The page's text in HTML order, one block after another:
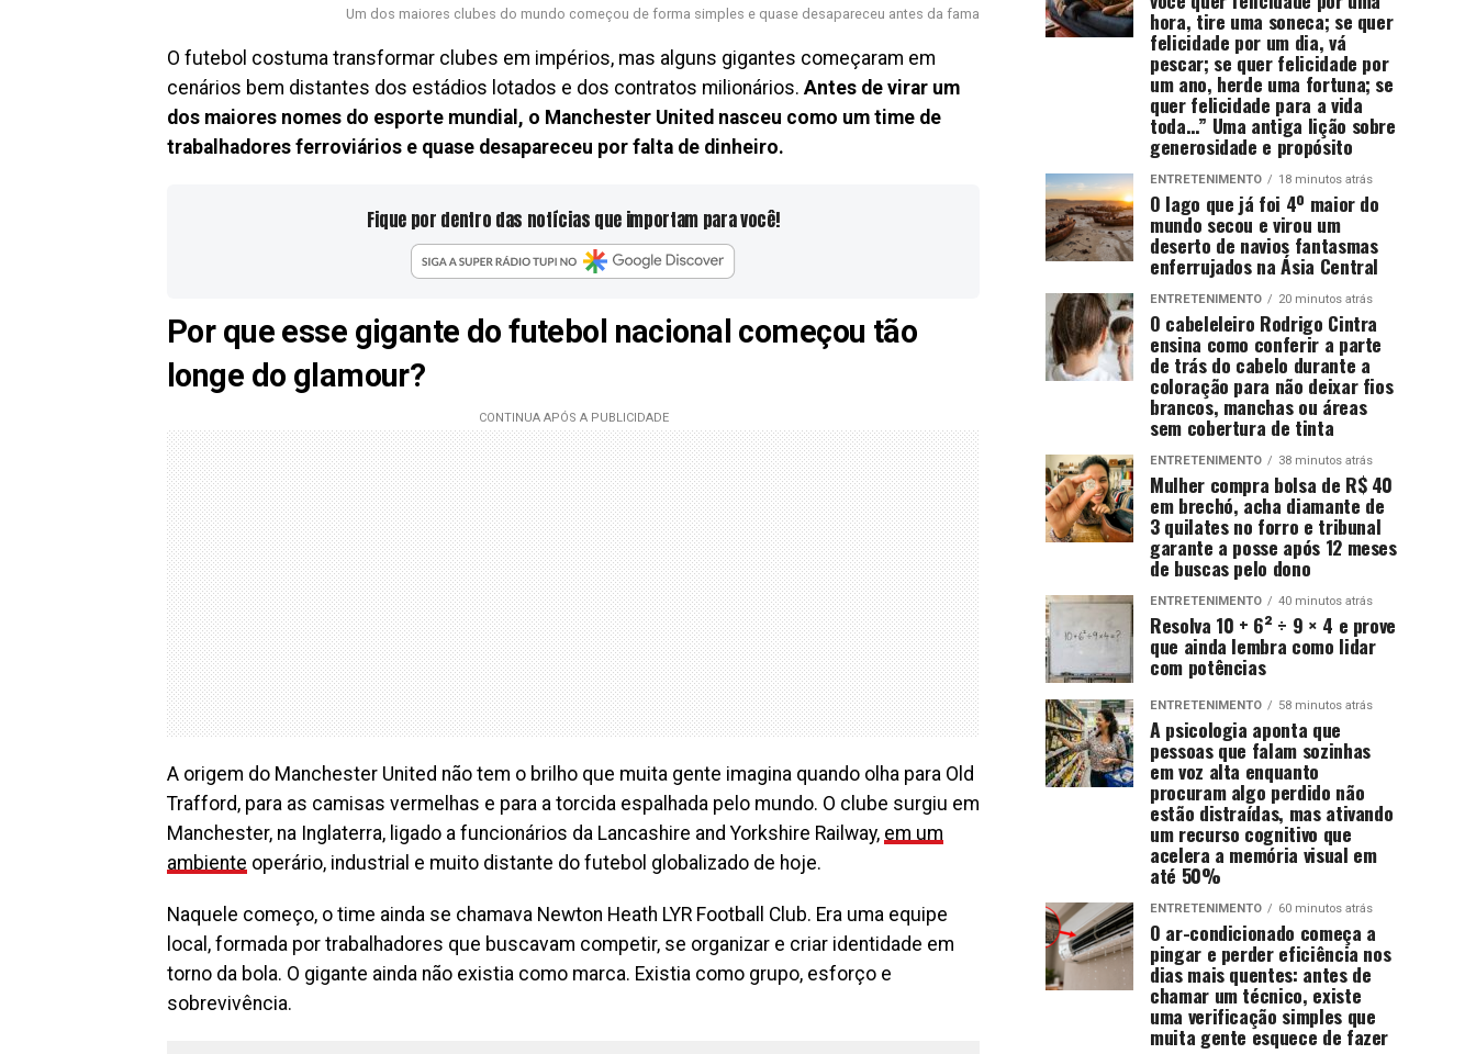
Um dos maiores clubes do mundo começou de forma simples e quase desapareceu antes da fama
O futebol costuma transformar clubes em impérios, mas alguns gigantes começaram em
cenários bem distantes dos estádios lotados e dos contratos milionários. Antes de virar um
dos maiores nomes do esporte mundial, o Manchester United nasceu como um time de
trabalhadores ferroviários e quase desapareceu por falta de dinheiro.
Fique por dentro das notícias que importam para você!
Por que esse gigante do futebol nacional começou tão
longe do glamour?
A origem do Manchester United não tem o brilho que muita gente imagina quando olha para Old
Trafford, para as camisas vermelhas e para a torcida espalhada pelo mundo. O clube surgiu em
Manchester, na Inglaterra, ligado a funcionários da Lancashire and Yorkshire Railway, em um
ambiente operário, industrial e muito distante do futebol globalizado de hoje.
Naquele começo, o time ainda se chamava Newton Heath LYR Football Club. Era uma equipe
local, formada por trabalhadores que buscavam competir, se organizar e criar identidade em
torno da bola. O gigante ainda não existia como marca. Existia como grupo, esforço e
sobrevivência.
hora, tire uma soneca; se quer
felicidade por um dia, vá
pescar; se quer felicidade por
um ano, herde uma fortuna; se
quer felicidade para a vida
toda…” Uma antiga lição sobre
generosidade e propósito
ENTRETENIMENTO 18 minutos atrás
O lago que já foi 4º maior do
mundo secou e virou um
deserto de navios fantasmas
enferrujados na Ásia Central
ENTRETENIMENTO 20 minutos atrás
O cabeleleiro Rodrigo Cintra
ensina como conferir a parte
de trás do cabelo durante a
coloração para não deixar fios
brancos, manchas ou áreas
sem cobertura de tinta
ENTRETENIMENTO 38 minutos atrás
Mulher compra bolsa de R$ 40
em brechó, acha diamante de
3 quilates no forro e tribunal
garante a posse após 12 meses
de buscas pelo dono
ENTRETENIMENTO 40 minutos atrás
Resolva 10 + 6² ÷ 9 × 4 e prove
que ainda lembra como lidar
com potências
ENTRETENIMENTO 58 minutos atrás
A psicologia aponta que
pessoas que falam sozinhas
em voz alta enquanto
procuram algo perdido não
estão distraídas, mas ativando
um recurso cognitivo que
acelera a memória visual em
até 50%
ENTRETENIMENTO 60 minutos atrás
O ar-condicionado começa a
pingar e perder eficiência nos
dias mais quentes: antes de
chamar um técnico, existe
uma verificação simples que
muita gente esquece de fazer